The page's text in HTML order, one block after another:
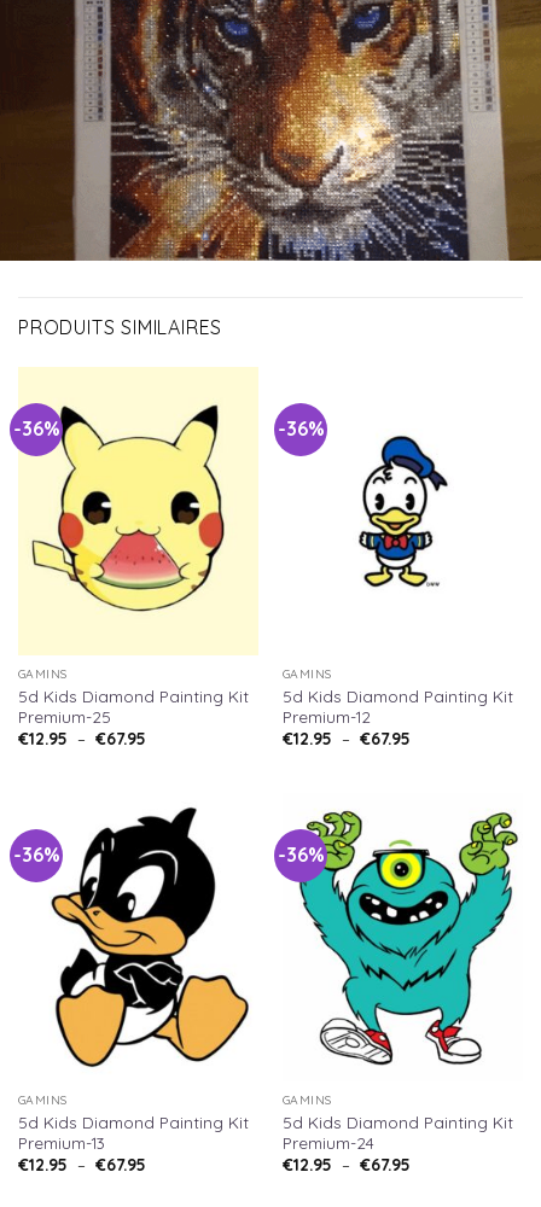
PRODUITS SIMILAIRES
-36%
GAMINS
5d Kids Diamond Painting Kit
Premium-25
€12.95 – €67.95
-36%
GAMINS
5d Kids Diamond Painting Kit
Premium-12
€12.95 – €67.95
-36%
GAMINS
5d Kids Diamond Painting Kit
Premium-13
€12.95 – €67.95
-36%
GAMINS
5d Kids Diamond Painting Kit
Premium-24
€12.95 – €67.95